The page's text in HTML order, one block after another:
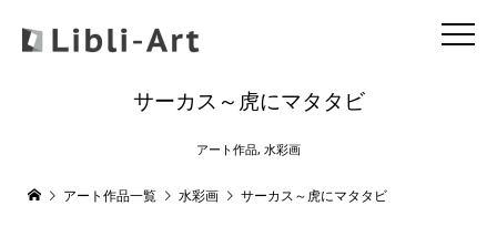
サーカス～虎にマタタビ
アート作品, 水彩画
アート作品一覧 水彩画 サーカス～虎にマタタビ